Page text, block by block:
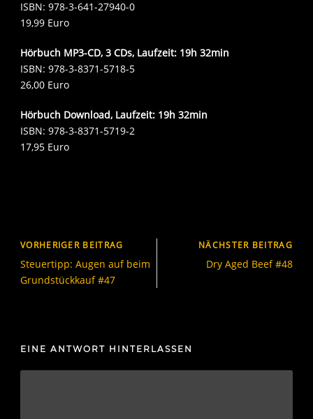
ISBN: 978-3-641-27940-0
19,99 Euro
Hörbuch MP3-CD, 3 CDs, Laufzeit: 19h 32min
ISBN: 978-3-8371-5718-5
26,00 Euro
Hörbuch Download, Laufzeit: 19h 32min
ISBN: 978-3-8371-5719-2
17,95 Euro
VORHERIGER BEITRAG
Steuertipp: Augen auf beim
Grundstückkauf #47
NÄCHSTER BEITRAG
Dry Aged Beef #48
EINE ANTWORT HINTERLASSEN